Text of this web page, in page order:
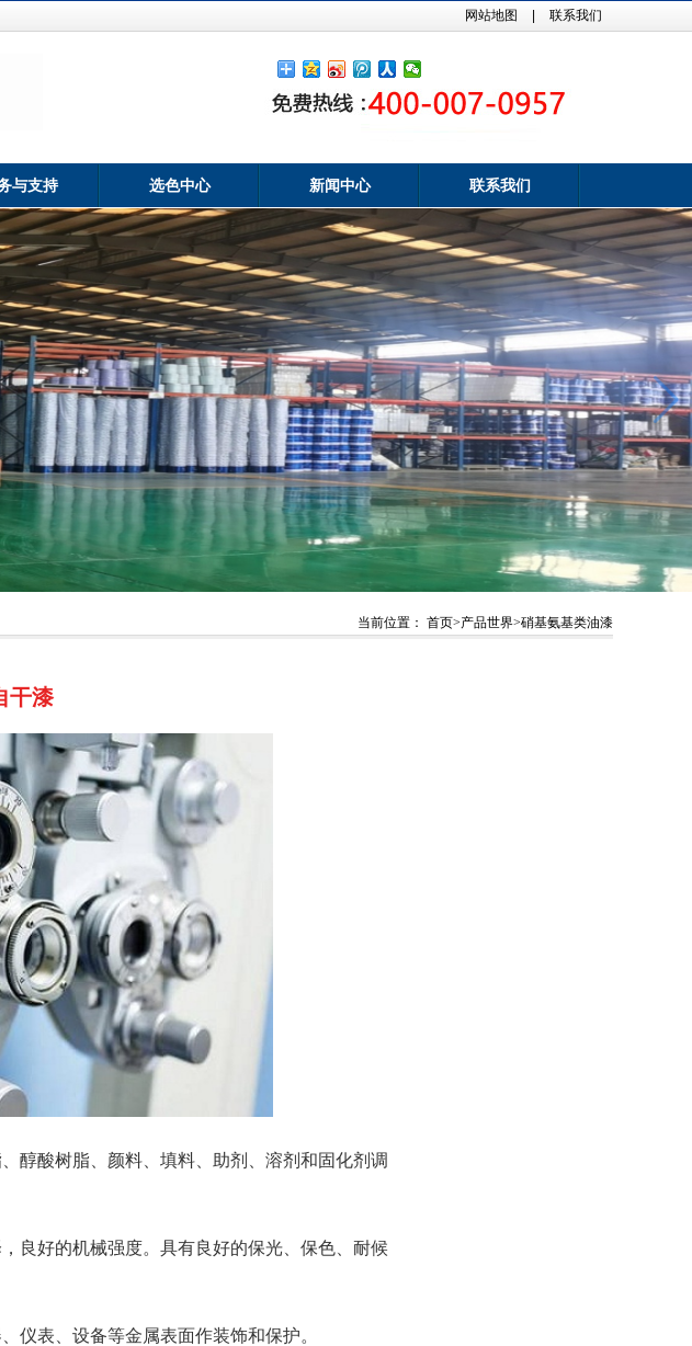
网站地图 联系我们
与支持 选色中心 新闻中心 联系我们
当前位置： 首页>产品世界>硝基氨基类油漆
干漆
醇酸树脂、颜料、填料、助剂、溶剂和固化剂调
良好的机械强度。具有良好的保光、保色、耐候
仪表、设备等金属表面作装饰和保护。